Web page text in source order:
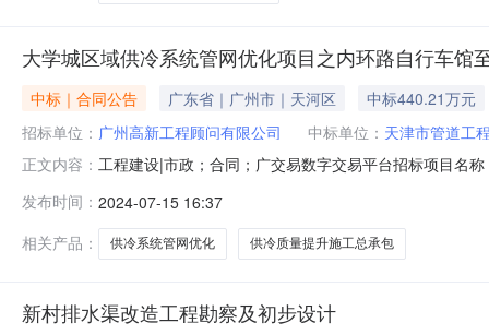
大学城区域供冷系统管网优化项目之内环路自行车
中标｜合同公告 广东省｜广州市｜天河区
中标440.21万元
招标单位： 广州高新工程顾问有限公司 中标单位： 天津市管道工
正文内容： 工程建设|市政；合同；广交易数字交易平台招标项目名
楼联网及广外教学区供冷质量提升施工总承包招标人名
同金额：4402161.48
发布时间： 2024-07-15 16:37
相关产品：
供冷系统管网优化 供冷质量提升施工总承包
新村排水渠改造工程勘察及初步设计